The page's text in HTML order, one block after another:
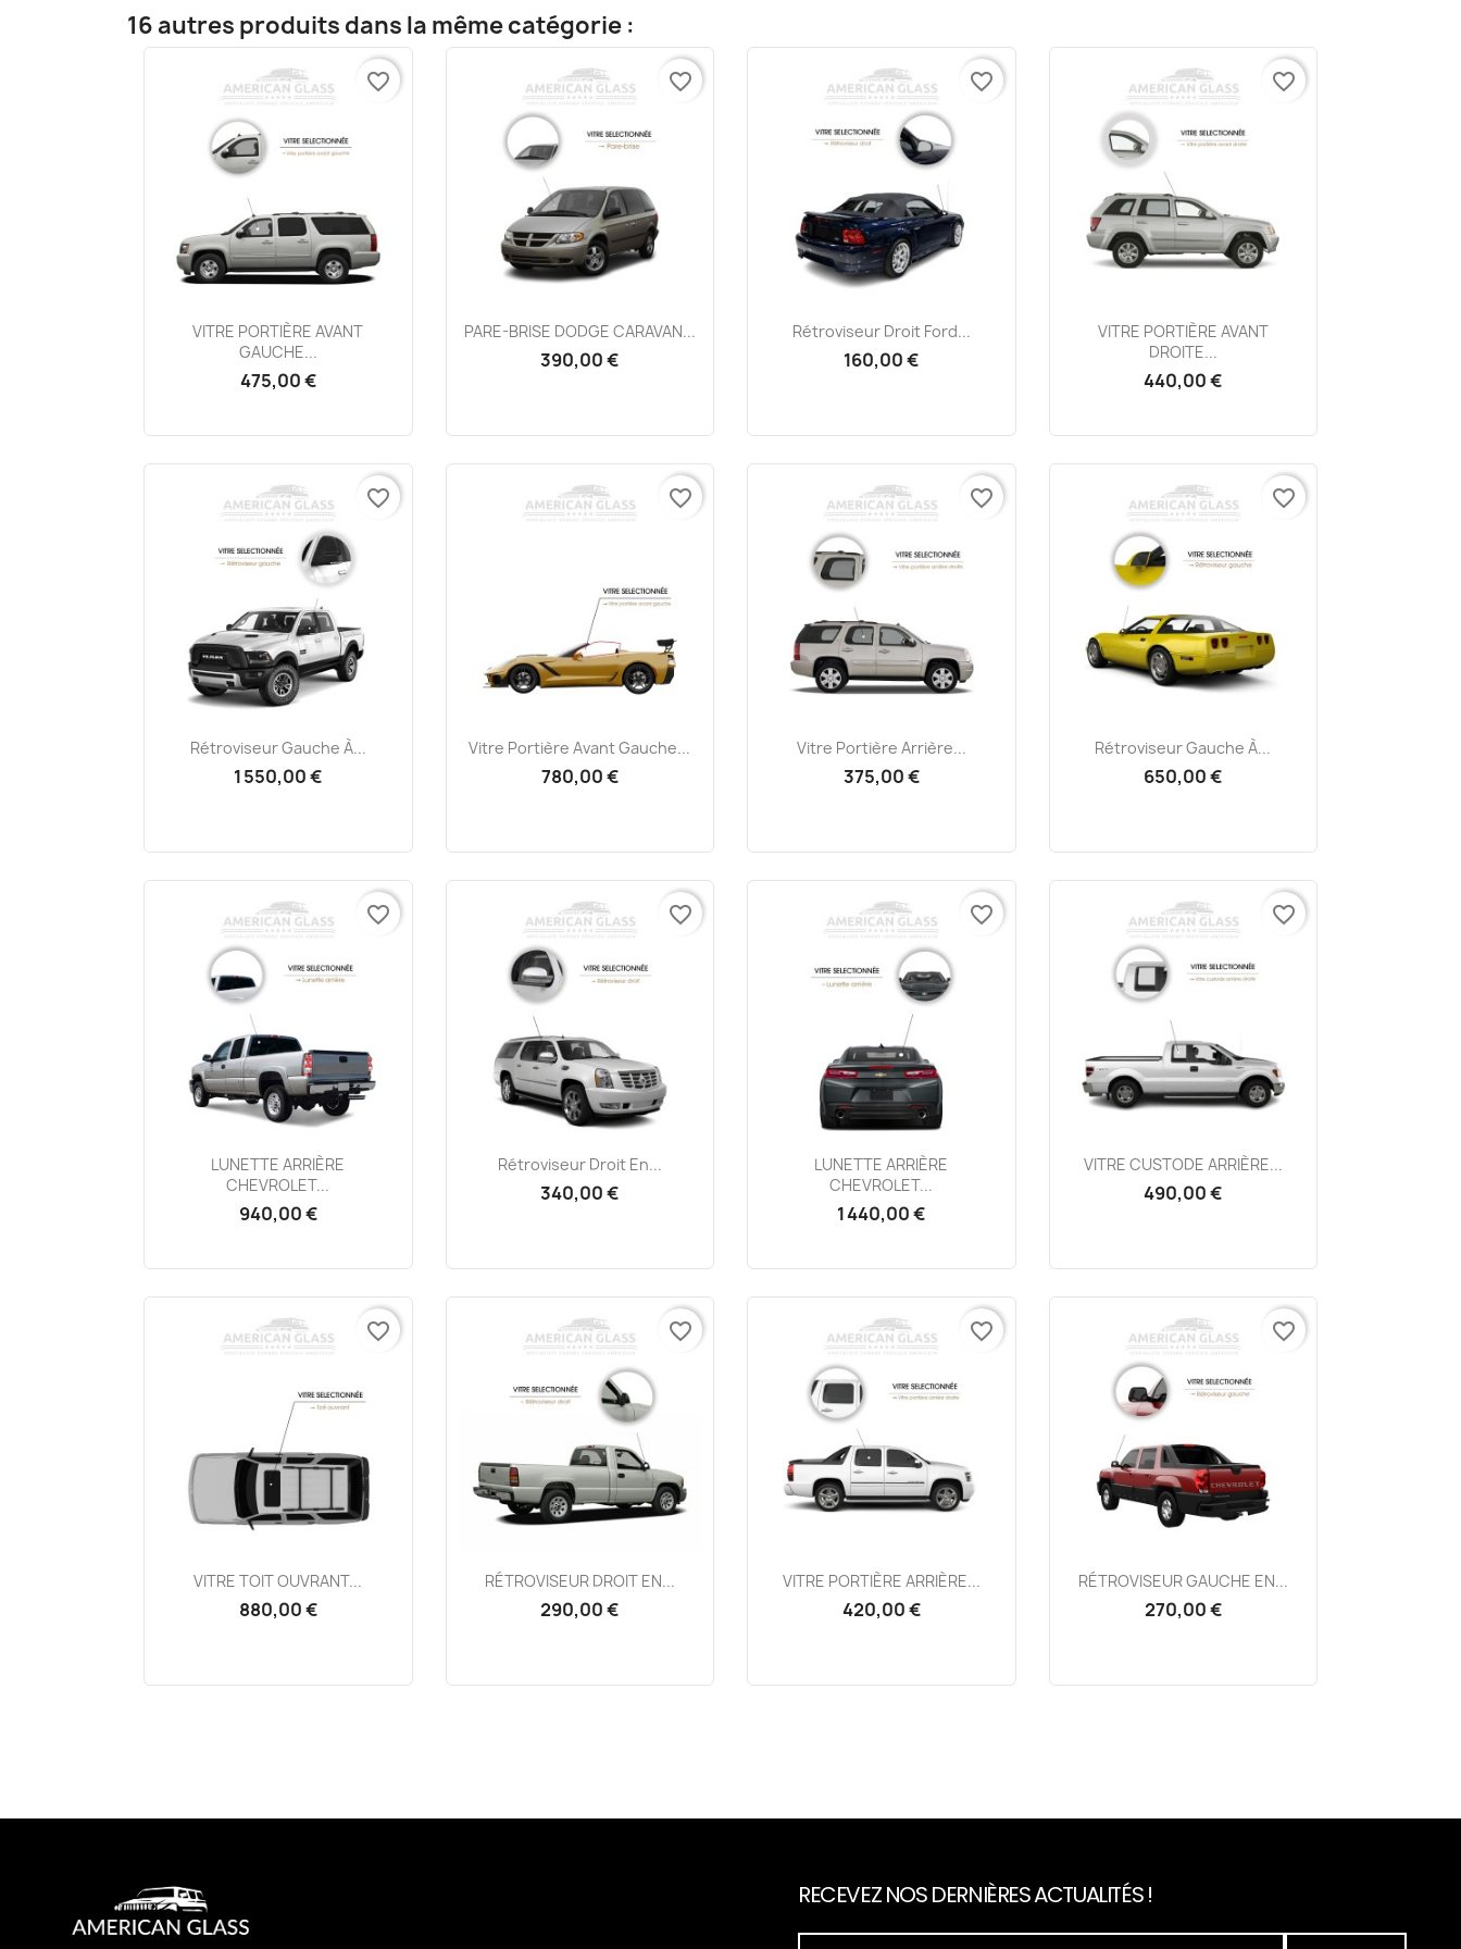
16 autres produits dans la même catégorie :
Aperçu rapide
VITRE PORTIÈRE AVANT
GAUCHE...
475,00 €
favorite_border
Aperçu rapide
PARE-BRISE DODGE CARAVAN...
390,00 €
favorite_border
Aperçu rapide
Rétroviseur Droit Ford...
160,00 €
favorite_border
Aperçu rapide
VITRE PORTIÈRE AVANT
DROITE...
440,00 €
favorite_border
Aperçu rapide
Rétroviseur Gauche À...
1 550,00 €
favorite_border
Aperçu rapide
Vitre Portière Avant Gauche...
780,00 €
favorite_border
 Aperçu rapide
Vitre Portière Arrière...
375,00 €
favorite_border
Aperçu rapide
Rétroviseur Gauche À...
650,00 €
favorite_border
Aperçu rapide
LUNETTE ARRIÈRE
CHEVROLET...
940,00 €
favorite_border
Aperçu rapide
Rétroviseur Droit En...
340,00 €
favorite_border
Aperçu rapide
LUNETTE ARRIÈRE
CHEVROLET...
1 440,00 €
favorite_border
Aperçu rapide
VITRE CUSTODE ARRIÈRE...
490,00 €
favorite_border
Aperçu rapide
VITRE TOIT OUVRANT...
880,00 €
favorite_border
Aperçu rapide
RÉTROVISEUR DROIT EN...
290,00 €
favorite_border
Aperçu rapide
VITRE PORTIÈRE ARRIÈRE...
420,00 €
favorite_border
Aperçu rapide
RÉTROVISEUR GAUCHE EN...
270,00 €
favorite_border
RECEVEZ NOS DERNIÈRES ACTUALITÉS !